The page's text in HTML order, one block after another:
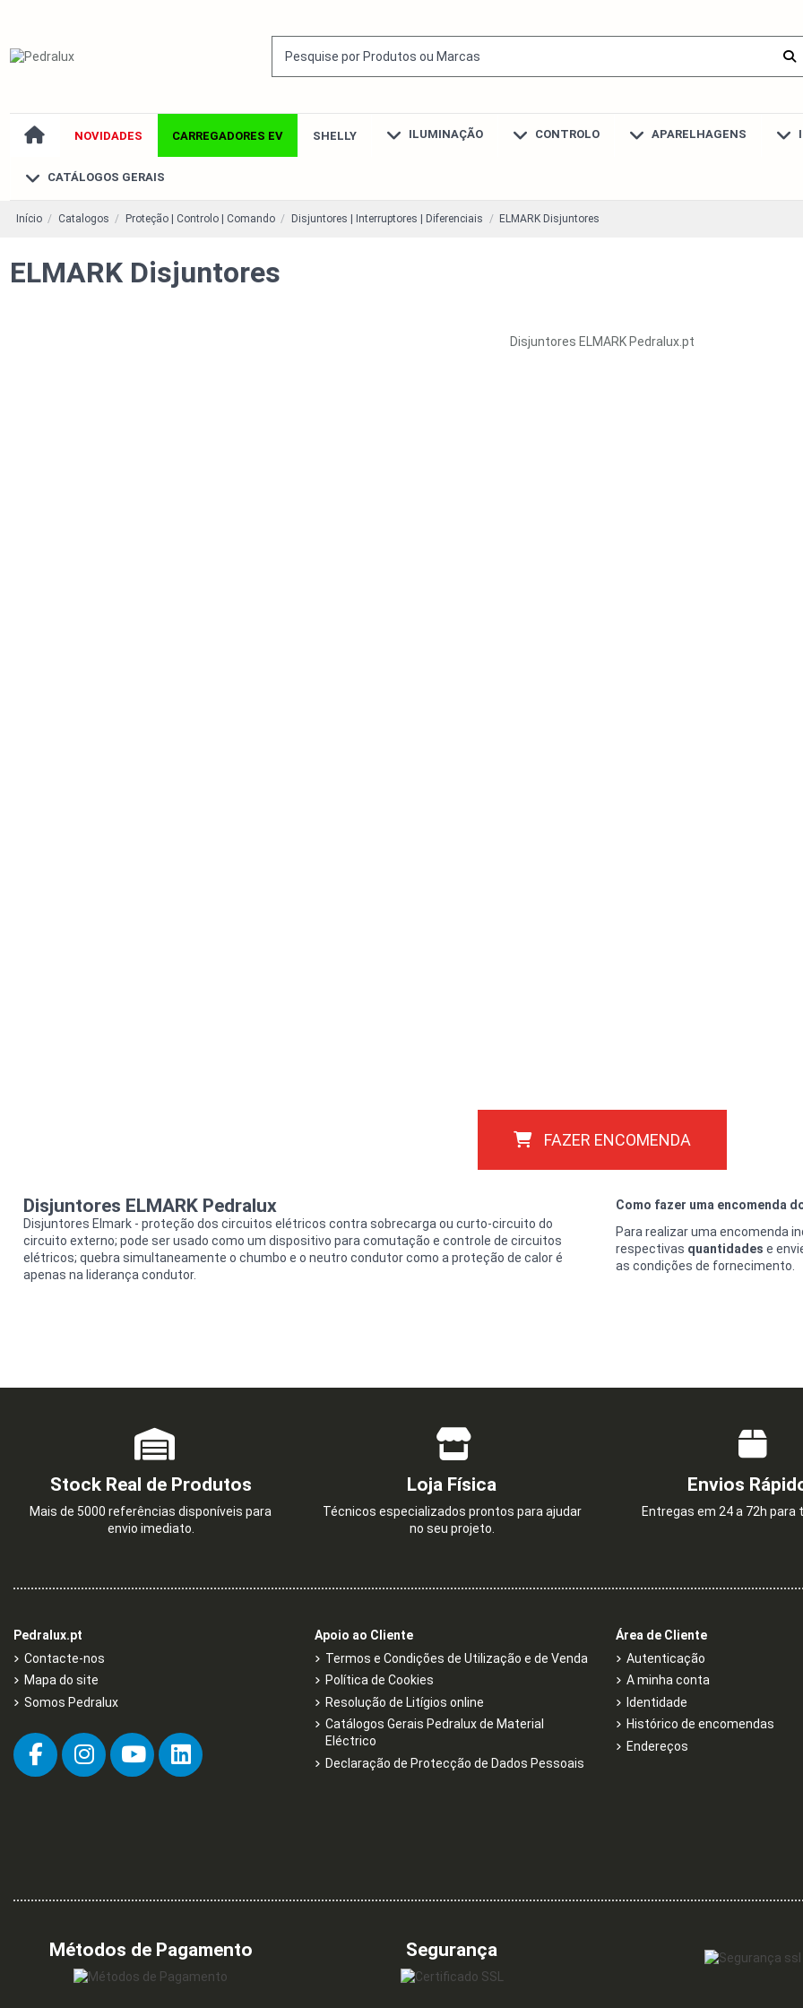
NOVIDADES CARREGADORES EV SHELLY ILUMINAÇÃO CONTROLO APARELHAGENS
CATÁLOGOS GERAIS
Início Catalogos Proteção | Controlo | Comando Disjuntores | Interruptores | Diferenciais ELMARK Disjuntores
ELMARK Disjuntores
Disjuntores ELMARK Pedralux.pt
FAZER ENCOMENDA
Disjuntores ELMARK Pedralux
Disjuntores Elmark - proteção dos circuitos elétricos contra sobrecarga ou curto-circuito do
circuito externo; pode ser usado como um dispositivo para comutação e controle de circuitos
elétricos; quebra simultaneamente o chumbo e o neutro condutor como a proteção de calor é
apenas na liderança condutor.
Como fazer uma encomenda
Para realizar uma encomenda
respectivas quantidades e
as condições de fornecimento.
Stock Real de Produtos
Mais de 5000 referências disponíveis para
envio imediato.
Loja Física
Técnicos especializados prontos para ajudar
no seu projeto.
Envios
Entregas em 24 a 72h para
Pedralux.pt
Contacte-nos
Mapa do site
Somos Pedralux
Apoio ao Cliente
Termos e Condições de Utilização e de Venda
Política de Cookies
Resolução de Litígios online
Catálogos Gerais Pedralux de Material
Eléctrico
Declaração de Protecção de Dados Pessoais
Área de Cliente
Autenticação
A minha conta
Identidade
Histórico de encomendas
Endereços
Métodos de Pagamento Segurança